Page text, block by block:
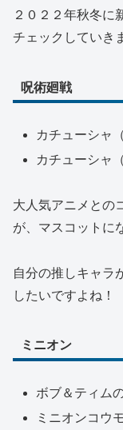
２０２２年秋冬に
チェックしていき
呪術廻戦
カチューシャ
カチューシャ
大人気アニメとの
が、マスコットに
自分の推しキャラ
したいですよね！
ミニオン
ボブ＆ティム
ミニオンコウ